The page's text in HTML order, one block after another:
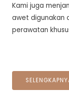
Kami juga
awet digunakan
perawatan